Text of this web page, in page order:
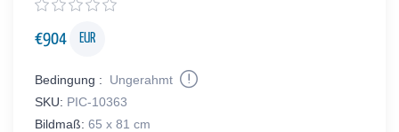
€904 EUR
Bedingung :
Ungerahmt
SKU: PIC-10363
Bildmaß: 65 x 81 cm